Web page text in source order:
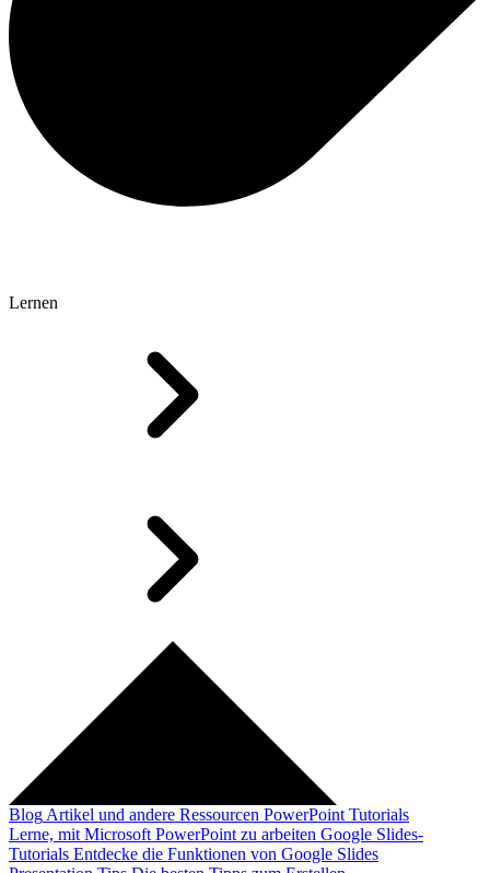
Lernen
Blog Artikel und andere Ressourcen PowerPoint Tutorials
Lerne, mit Microsoft PowerPoint zu arbeiten Google Slides-
Tutorials Entdecke die Funktionen von Google Slides